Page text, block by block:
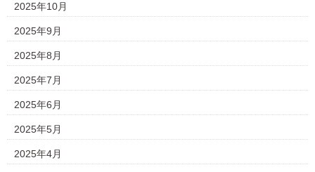
2025年10月
2025年9月
2025年8月
2025年7月
2025年6月
2025年5月
2025年4月